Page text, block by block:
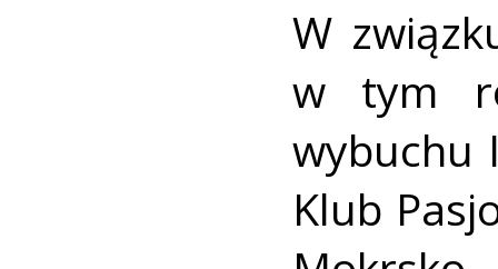
W
w tym
wybuchu
Klub